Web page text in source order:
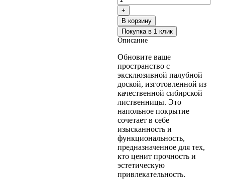
В корзину
Покупка в 1 клик
Описание
Обновите ваше
пространство с
эксклюзивной палубной
доской, изготовленной из
качественной сибирской
лиственницы. Это
напольное покрытие
сочетает в себе
изысканность и
функциональность,
предназначенное для тех,
кто ценит прочность и
эстетическую
привлекательность.